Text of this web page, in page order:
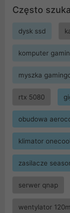
Często
dysk ssd
komputer
myszka
rtx 5080
obudowa
klimator onecool
zasilacze
serwer qnap
wentylator